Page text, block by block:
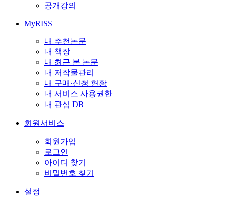
공개강의
MyRISS
내 추천논문
내 책장
내 최근 본 논문
내 저작물관리
내 구매·신청 현황
내 서비스 사용권한
내 관심 DB
회원서비스
회원가입
로그인
아이디 찾기
비밀번호 찾기
설정